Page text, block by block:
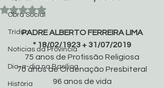
Obra Social
Tríduo
Noticias da Província
Dia-a-dia na Basílica
História
Avaliado com NaN de 5 estrelas.
PADRE ALBERTO FERREIRA LIMA
* 18/02/1923 + 31/07/2019
75 anos de Profissão Religiosa
70 anos de Ordenação Presbiteral
96 anos de vida